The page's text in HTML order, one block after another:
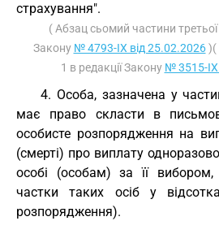
страхування".
( Абзац сьомий частини третьої
Закону № 4793-IX від 25.02.2026)(
1 в редакції Закону № 3515-IX
4. Особа, зазначена у
має право скласти в
особисте розпорядження на
(смерті) про виплату
особі (особам) за її
частки таких осіб у
розпорядження).